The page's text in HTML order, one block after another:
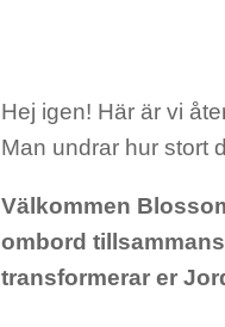
Hej igen! Här är vi
Man undrar hur stort
Välkommen
ombord
transformerar er